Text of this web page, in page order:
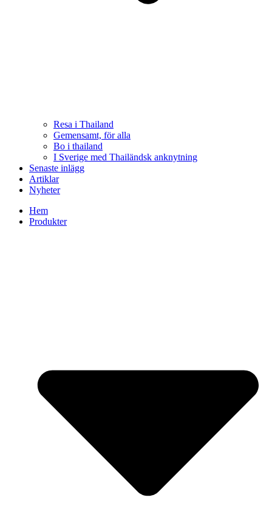
Resa i Thailand
Gemensamt, för alla
Bo i thailand
I Sverige med Thailändsk anknytning
Senaste inlägg
Artiklar
Nyheter
Hem
Produkter